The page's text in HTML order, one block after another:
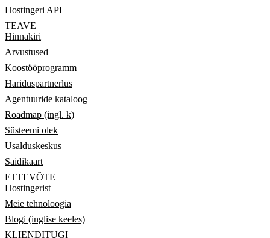
Hostingeri API
TEAVE
Hinnakiri
Arvustused
Koostööprogramm
Hariduspartnerlus
Agentuuride kataloog
Roadmap (ingl. k)
Süsteemi olek
Usalduskeskus
Saidikaart
ETTEVÕTE
Hostingerist
Meie tehnoloogia
Blogi (inglise keeles)
KLIENDITUGI